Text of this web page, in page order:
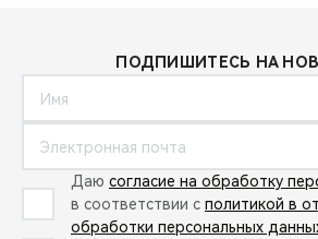
ПОДПИШИТЕСЬ НА
Даю согласие на обработку
в соответствии с политикой в
обработки персональных